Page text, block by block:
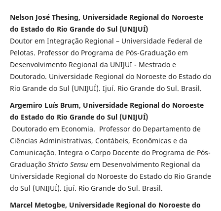
Nelson José Thesing, Universidade Regional do Noroeste
do Estado do Rio Grande do Sul (UNIJUÍ)
Doutor em Integração Regional – Universidade Federal de
Pelotas. Professor do Programa de Pós-Graduação em
Desenvolvimento Regional da UNIJUI - Mestrado e
Doutorado. Universidade Regional do Noroeste do Estado do
Rio Grande do Sul (UNIJUÍ). Ijuí. Rio Grande do Sul. Brasil.
Argemiro Luís Brum, Universidade Regional do Noroeste
do Estado do Rio Grande do Sul (UNIJUÍ)
Doutorado em Economia. Professor do Departamento de
Ciências Administrativas, Contábeis, Econômicas e da
Comunicação. Integra o Corpo Docente do Programa de Pós-
Graduação Stricto Sensu em Desenvolvimento Regional da
Universidade Regional do Noroeste do Estado do Rio Grande
do Sul (UNIJUÍ). Ijuí. Rio Grande do Sul. Brasil.
Marcel Metogbe, Universidade Regional do Noroeste do